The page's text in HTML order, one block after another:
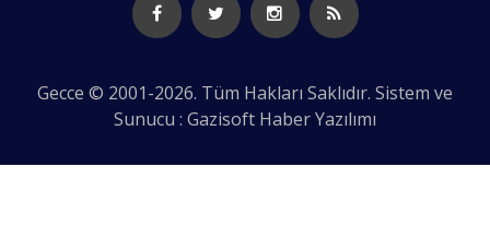
Gecce © 2001-2026. Tüm Hakları Saklıdır. Sistem ve
Sunucu : Gazisoft Haber Yazılımı